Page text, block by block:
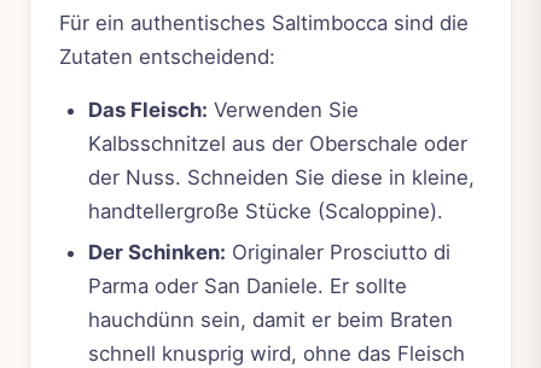
Für ein authentisches Saltimbocca sind die
Zutaten entscheidend:
Das Fleisch: Verwenden Sie
Kalbsschnitzel aus der Oberschale oder
der Nuss. Schneiden Sie diese in kleine,
handtellergroße Stücke (Scaloppine).
Der Schinken: Originaler Prosciutto di
Parma oder San Daniele. Er sollte
hauchdünn sein, damit er beim Braten
schnell knusprig wird, ohne das Fleisch